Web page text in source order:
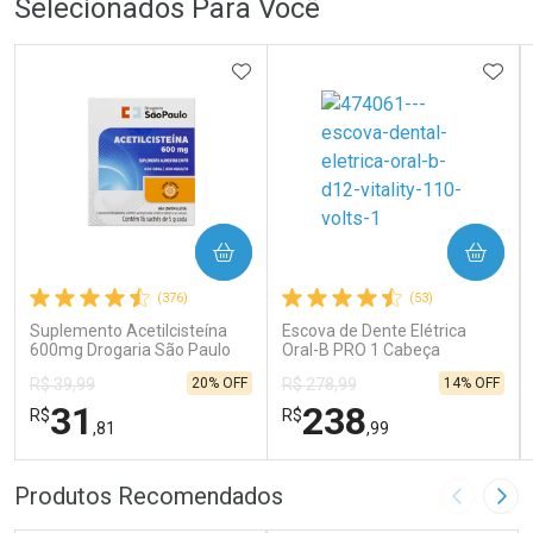
Selecionados Para Você
(376)
Suplemento Acetilcisteína
600mg Drogaria São Paulo
R$ 39,99
R$31 ,81
20% OFF
ADICIONAR AOS FAVORITOS
COMPRAR
FECHAR
FECHAR
Por Menos
(53)
Escova de Dente Elétrica
Oral-B PRO 1 Cabeça
Redonda Recarregável 1
Unidade
R$ 278,99
R$238,99
14% OFF
COMPRAR
Por Menos
Produtos Recomendados Imagem